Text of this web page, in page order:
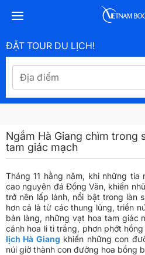
ĐẶT TOUR DU LỊCH!
Ngắm Hà Giang chìm trong
tam giác mạch
Tháng 11 hằng năm, khi những
cao nguyên đá Đồng Văn, khiến
trở nên lấp lánh, nổi bật trong làn
hơn cả là từ các thung lũng, triền
bản làng, những vạt hoa tam giác
cánh hoa li ti trắng, phơn phớt
lịch Hà Giang khiến những con
núi giờ thành con đường hoa bồng